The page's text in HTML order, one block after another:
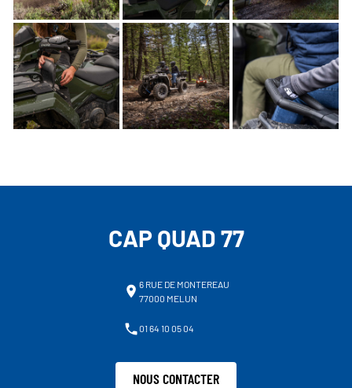
CAP QUAD 77
6 RUE DE MONTEREAU
77000 MELUN
01 64 10 05 04
NOUS CONTACTER